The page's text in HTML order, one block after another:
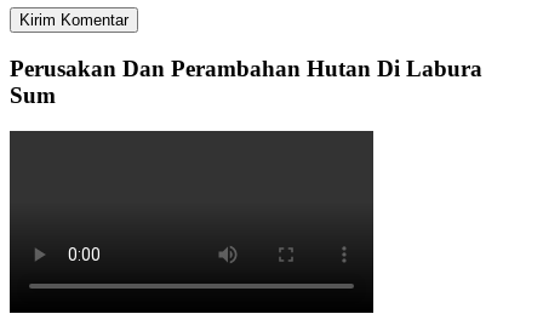
Perusakan Dan Perambahan Hutan Di Labura
Sum